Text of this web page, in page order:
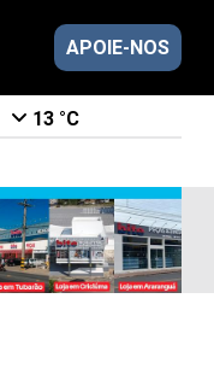
APOIE-NOS
13 °C